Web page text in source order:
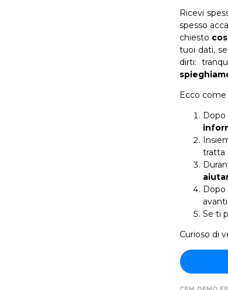
Ricevi
spesso
chiesto
tuoi dati,
dirti:
Ecco
Dopo
tratta
Dopo
Se ti
Curioso di